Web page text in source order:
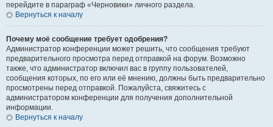
перейдите в параграф «Черновики» личного раздела.
Вернуться к началу
Почему моё сообщение требует одобрения?
Администратор конференции может решить, что сообщения требуют
предварительного просмотра перед отправкой на форум. Возможно
также, что администратор включил вас в группу пользователей,
сообщения которых, по его или её мнению, должны быть предварительно
просмотрены перед отправкой. Пожалуйста, свяжитесь с
администратором конференции для получения дополнительной
информации.
Вернуться к началу